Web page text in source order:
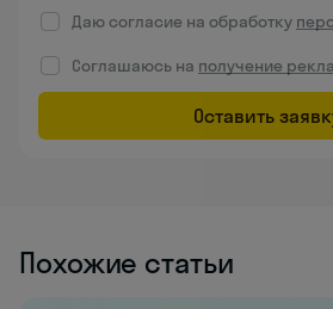
Даю согласие на обработку
Соглашаюсь на получение
Оставить
Похожие статьи